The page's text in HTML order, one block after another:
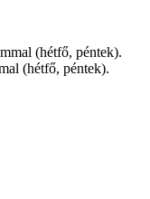
(hétfő, péntek).
(hétfő, péntek).